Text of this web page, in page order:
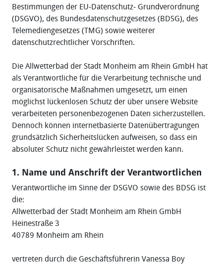
Bestimmungen der EU‐Datenschutz‐ Grundverordnung
(DSGVO), des Bundesdatenschutzgesetzes (BDSG), des
Telemediengesetzes (TMG) sowie weiterer
datenschutzrechtlicher Vorschriften.
Die Allwetterbad der Stadt Monheim am Rhein GmbH hat
als Verantwortliche für die Verarbeitung technische und
organisatorische Maßnahmen umgesetzt, um einen
möglichst lückenlosen Schutz der über unsere Website
verarbeiteten personenbezogenen Daten sicherzustellen.
Dennoch können internetbasierte Datenübertragungen
grundsätzlich Sicherheitslücken aufweisen, so dass ein
absoluter Schutz nicht gewährleistet werden kann.
1. Name und Anschrift der Verantwortlichen
Verantwortliche im Sinne der DSGVO sowie des BDSG ist
die:
Allwetterbad der Stadt Monheim am Rhein GmbH
Heinestraße 3
40789 Monheim am Rhein
vertreten durch die Geschäftsführerin Vanessa Boy